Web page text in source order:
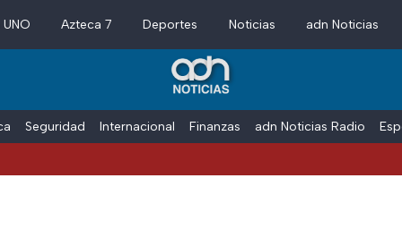
Azteca 7 Deportes Noticias adn Noticias
Seguridad Internacional Finanzas adn Noticias Radio